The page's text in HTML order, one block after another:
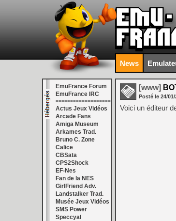
News
EmuFrance Forum
EmuFrance IRC
===================
Actus Jeux Vidéos
Arcade Fans
Amiga Museum
Arkames Trad.
Bruno C. Zone
Calice
CBSata
CPS2Shock
EF-Nes
Fan de la NES
GirlFriend Adv.
Landstalker Trad.
Musée Jeux Vidéos
SMS Power
Speccyal
[www]
Posté le 24/01/
Voici un éditeur